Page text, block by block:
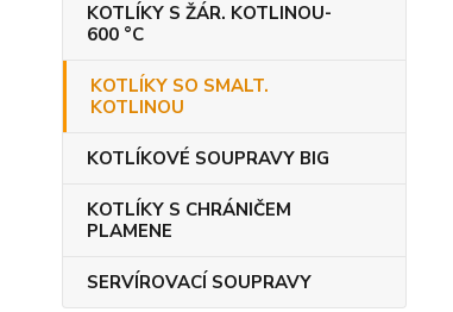
KOTLÍKY S ŽÁR. KOTLINOU-
600 °C
KOTLÍKY SO SMALT.
KOTLINOU
KOTLÍKOVÉ SOUPRAVY BIG
KOTLÍKY S CHRÁNIČEM
PLAMENE
SERVÍROVACÍ SOUPRAVY